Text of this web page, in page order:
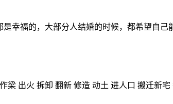
幸福的，大部分人结婚的时候，都希望自
梁 出火 拆卸 翻新 修造 动土 进人口 搬迁新